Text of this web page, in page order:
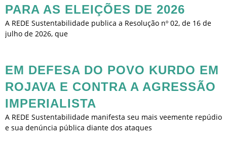
PARA AS ELEIÇÕES DE 2026
A REDE Sustentabilidade publica a Resolução nº 02, de 16 de
julho de 2026, que
EM DEFESA DO POVO KURDO EM
ROJAVA E CONTRA A AGRESSÃO
IMPERIALISTA
A REDE Sustentabilidade manifesta seu mais veemente repúdio
e sua denúncia pública diante dos ataques